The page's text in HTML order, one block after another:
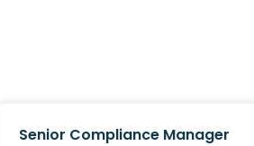
Senior Compliance Manager